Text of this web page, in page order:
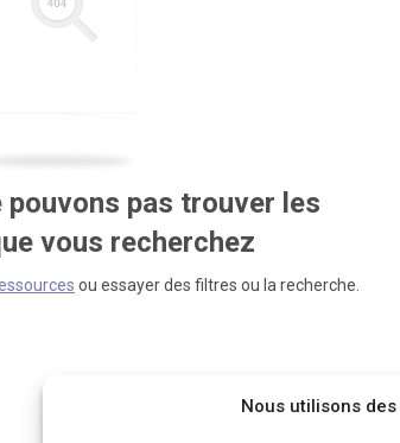
Nous utilisons
pouvons pas trouver les
vous recherchez
ou essayer des filtres ou la recherche.